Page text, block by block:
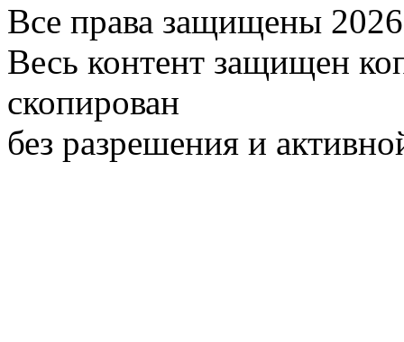
Все права защищены 2026
Весь контент защищен
скопирован
без разрешения и